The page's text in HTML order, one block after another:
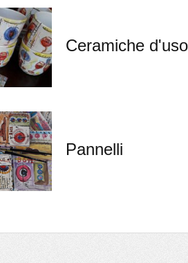
Ceramiche d'uso
Pannelli